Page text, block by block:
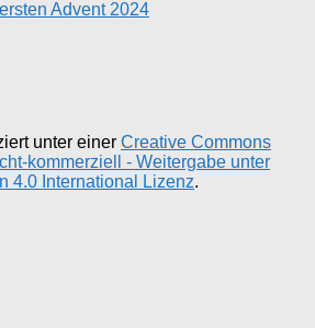
Advent 2024
unter einer Creative Commons
kommerziell - Weitergabe unter
4.0 International Lizenz.